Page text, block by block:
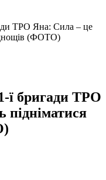
ТРО Яна: Сила – це
(ФОТО)
ї бригади ТРО
підніматися